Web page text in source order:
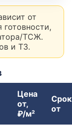
от
готовности,
ТСЖ.
и ТЗ.
Цена
от,
₽/м²
от